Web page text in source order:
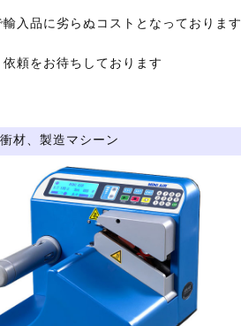
入品に劣らぬコストとなっております
頼をお待ちしております
材、製造マシーン